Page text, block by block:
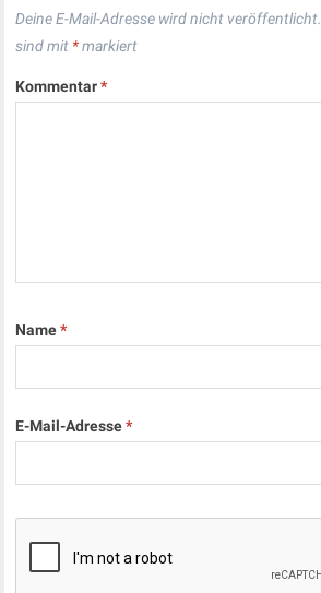
Deine E-Mail-Adresse wird nicht veröffentlicht.
sind mit *markiert
Kommentar*
Name*
E-Mail-Adresse*